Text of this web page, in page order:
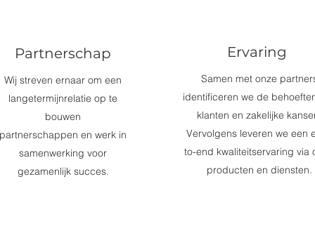
Partnerschap
Wij streven ernaar om een
langetermijnrelatie op te
bouwen
partnerschappen en werk in
samenwerking voor
gezamenlijk succes.
Ervaring
Samen met onze
identificeren we de
klanten en zakelijke
Vervolgens leveren we een
to-end kwaliteitservaring via
producten en diensten.